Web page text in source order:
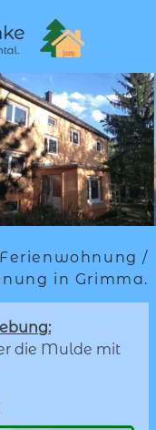
/
in Grimma.
die Mulde mit